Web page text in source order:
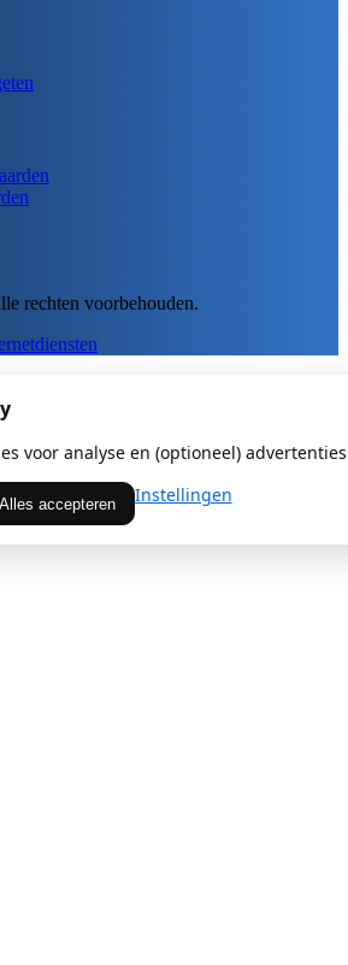
rechten voorbehouden.
voor analyse en (optioneel)
Alles accepteren Instellingen